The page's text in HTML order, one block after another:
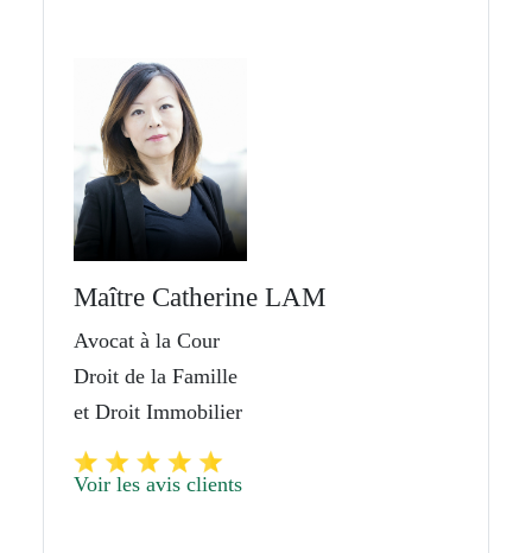
Maître Catherine LAM
Avocat à la Cour
Droit de la Famille
et Droit Immobilier
Voir les avis clients